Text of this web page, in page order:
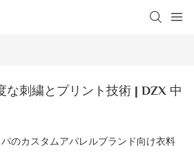
な刺繍とプリント技術 | DZX 中
のカスタムアパレルブランド向け衣料